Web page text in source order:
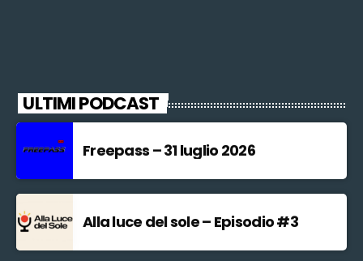
ULTIMI PODCAST
Freepass – 31 luglio 2026
Alla luce del sole – Episodio #3